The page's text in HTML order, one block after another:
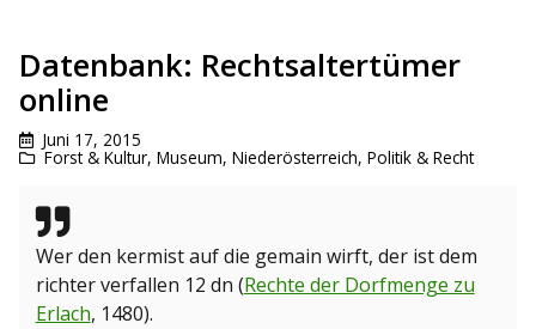
Datenbank: Rechtsaltertümer
online
Juni 17, 2015
Forst & Kultur, Museum, Niederösterreich, Politik & Recht
Wer den kermist auf die gemain wirft, der ist dem
richter verfallen 12 dn (Rechte der Dorfmenge zu
Erlach, 1480).